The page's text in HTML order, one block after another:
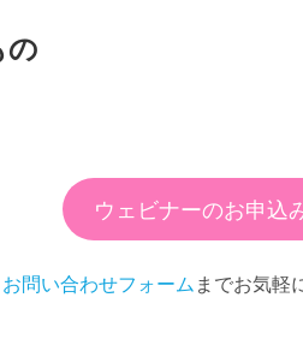
の
ウェビナーのお申込
お問い合わせフォームまでお気軽